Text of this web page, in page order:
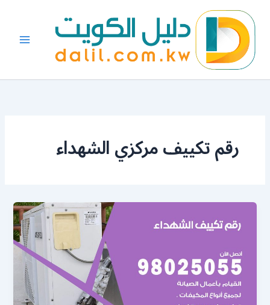
المحتوى
رقم تكييف مركزي الشهداء